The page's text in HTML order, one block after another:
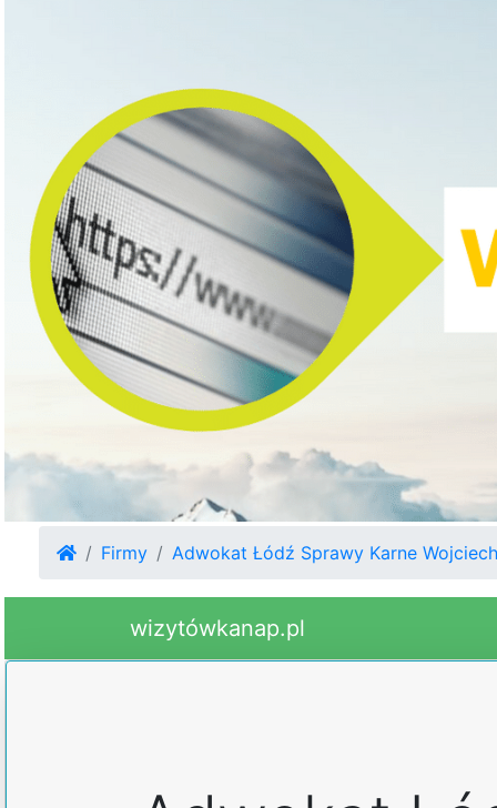
Firmy Adwokat Łódź Sprawy Karne
wizytówkanap.pl